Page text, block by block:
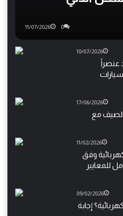
11/07/2026 0
10/07/2026
عنصراً
17/06/2026
مع
11/02/2026
وفق
للمعايير
09/02/2026
إجابة